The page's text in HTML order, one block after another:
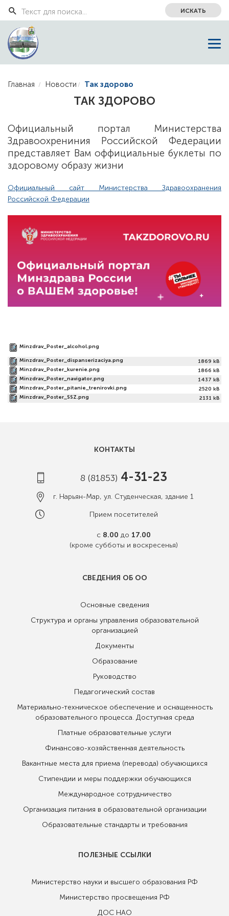
ИСКАТЬ
Главная Новости Так здорово
ТАК ЗДОРОВО
Официальный портал Министерства
Здравоохрениния Российской Федерации
представляет Вам оффициальные буклеты по
здоровому образу жизни
Официальный сайт Министерства Здравоохранения
Российской Федерации
Minzdrav_Poster_alcohol.png
Minzdrav_Poster_dispanserizaciya.png
1869 kB
Minzdrav_Poster_kurenie.png
1866 kB
Minzdrav_Poster_navigator.png
1437 kB
Minzdrav_Poster_pitanie_trenirovki.png
2520 kB
Minzdrav_Poster_SSZ.png
2131 kB
КОНТАКТЫ
8 (81853) 4-31-23
г. Нарьян-Мар, ул. Студенческая, здание 1
Прием посетителей
с 8.00 до 17.00
(кроме субботы и воскресенья)
СВЕДЕНИЯ ОБ ОО
Основные сведения
Структура и органы управления образовательной
организацией
Документы
Образование
Руководство
Педагогический состав
Материально-техническое обеспечение и оснащенность
образовательного процесса. Доступная среда
Платные образовательные услуги
Финансово-хозяйственная деятельность
Вакантные места для приема (перевода) обучающихся
Стипендии и меры поддержки обучающихся
Международное сотрудничество
Организация питания в образовательной организации
Образовательные стандарты и требования
ПОЛЕЗНЫЕ ССЫЛКИ
Министерство науки и высшего образования РФ
Министерство просвещения РФ
ДОС НАО